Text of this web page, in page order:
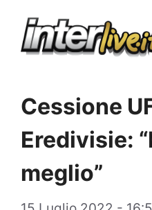
Cessione
Eredivisie:
meglio”